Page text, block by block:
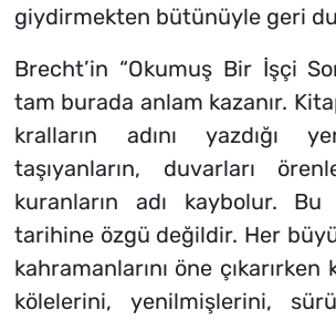
giydirmekten bütünüyle geri
Brecht’in “Okumuş Bir İşçi
tam burada anlam kazanır.
kralların adını yazdığı
taşıyanların, duvarları
kuranların adı kaybolur. Bu
tarihine özgü değildir. Her
kahramanlarını öne
kölelerini, yenilmişlerini,